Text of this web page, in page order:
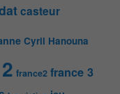
casteur
Cyril Hanouna
france2 france 3